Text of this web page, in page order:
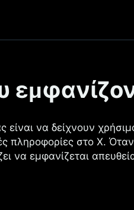
να δείχνουν
πληροφορίες στο X.
να εμφανίζεται